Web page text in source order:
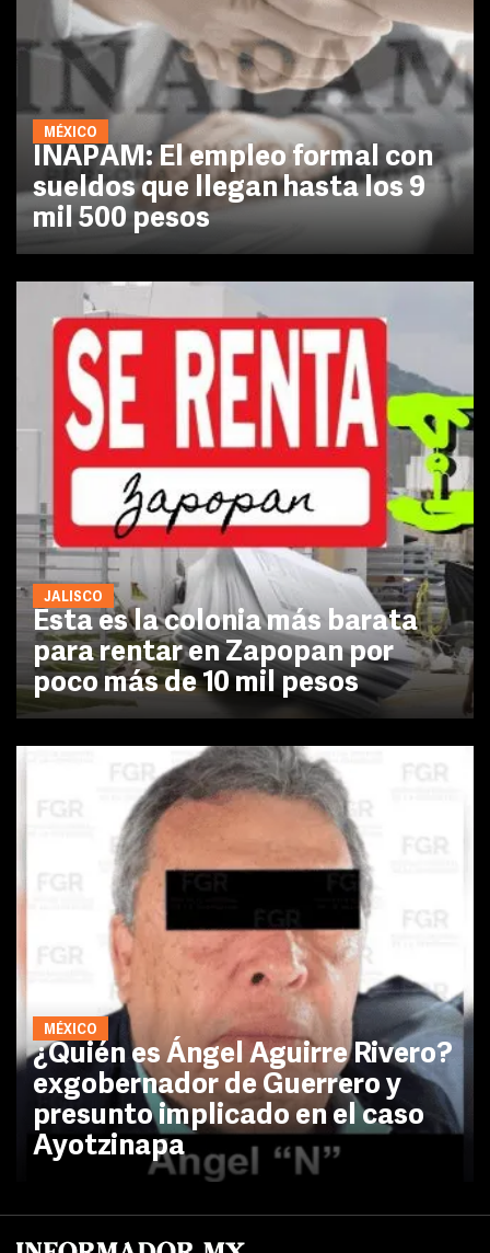
MÉXICO
INAPAM: El empleo formal con
sueldos que llegan hasta los 9
mil 500 pesos
JALISCO
Esta es la colonia más barata
para rentar en Zapopan por
poco más de 10 mil pesos
MÉXICO
¿Quién es Ángel Aguirre Rivero?
exgobernador de Guerrero y
presunto implicado en el caso
Ayotzinapa